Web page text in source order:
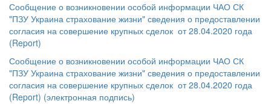
Сообщение о возникновении особой информации ЧАО СК
"ПЗУ Украина страхование жизни" сведения о предоставлении
согласия на совершение крупных сделок от 28.04.2020 года
(Report)
Сообщение о возникновении особой информации ЧАО СК
"ПЗУ Украина страхование жизни" сведения о предоставлении
согласия на совершение крупных сделок от 28.04.2020 года
(Report) (электронная подпись)